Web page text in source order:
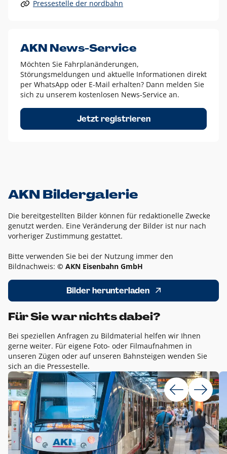
Alle anderen Logo-Varianten dürfen nur in Ausnahmefällen
Diese Ausnahmen sind zum Beispiel:
dem AKN Blau,
weißes Logo auf Fotohintergründen,
schwarzes Logo für reine Schwarz-Weiß-Umsetzungen
Um das Logo herum muss ein Schutzraum von jeweils einer
Höhe bzw. Breite des N aus AKN in alle Richtungen
Pressestelle der nordbahn
AKN News-Service
Möchten Sie Fahrplanänderungen,
Störungsmeldungen und aktuelle Informationen direkt
per WhatsApp oder E-Mail erhalten? Dann melden Sie
sich zu unserem kostenlosen News-Service an.
Jetzt registrieren
AKN Bildergalerie
Die bereitgestellten Bilder können für redaktionelle Zwecke
genutzt werden. Eine Veränderung der Bilder ist nur nach
vorheriger Zustimmung gestattet.
Bitte verwenden Sie bei der Nutzung immer den
Bildnachweis: © AKN Eisenbahn GmbH
Bilder herunterladen
Für Sie war nichts dabei?
Bei speziellen Anfragen zu Bildmaterial helfen wir Ihnen
gerne weiter. Für eigene Foto- oder Filmaufnahmen in
unseren Zügen oder auf unseren Bahnsteigen wenden Sie
sich an die Pressestelle.